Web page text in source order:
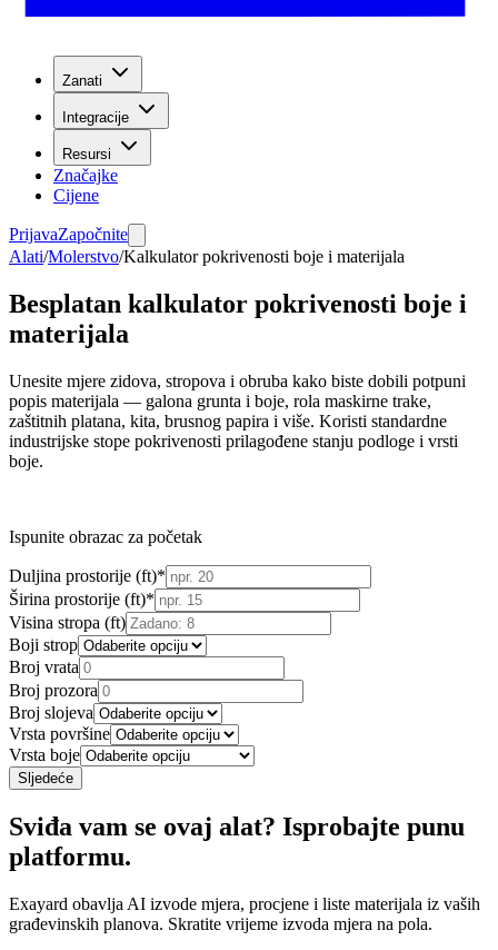
Zanati
Integracije
Resursi
Značajke
Cijene
PrijavaZapočnite
Alati/Molerstvo/Kalkulator pokrivenosti boje i materijala
Besplatan kalkulator pokrivenosti boje i
materijala
Unesite mjere zidova, stropova i obruba kako biste dobili potpuni
popis materijala — galona grunta i boje, rola maskirne trake,
zaštitnih platana, kita, brusnog papira i više. Koristi standardne
industrijske stope pokrivenosti prilagođene stanju podloge i vrsti
boje.
Ispunite obrazac za početak
Duljina prostorije (ft)*
Širina prostorije (ft)*
Visina stropa (ft)
Boji strop
Broj vrata
Broj prozora
Broj slojeva
Vrsta površine
Vrsta boje
Sljedeće
Sviđa vam se ovaj alat? Isprobajte punu
platformu.
Exayard obavlja AI izvode mjera, procjene i liste materijala iz vaših
građevinskih planova. Skratite vrijeme izvoda mjera na pola.